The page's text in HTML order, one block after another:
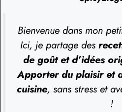
Bienvenue dans mon
Ici, je partage des
de goût et d’idées
Apporter du plaisir et
cuisine, sans stress et
!